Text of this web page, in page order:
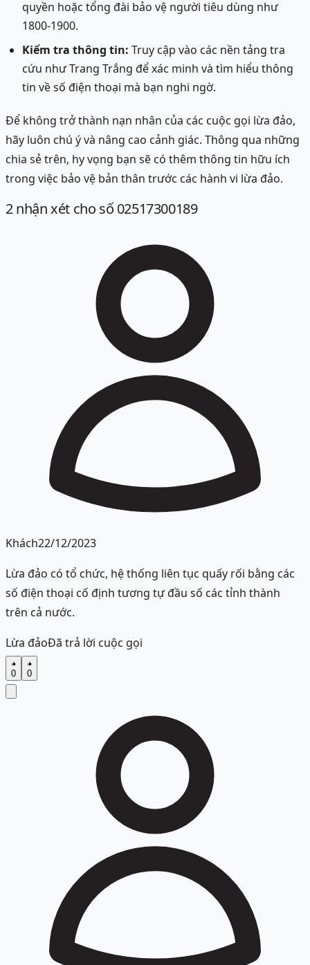
quyền hoặc tổng đài bảo vệ người tiêu dùng như
1800-1900.
Kiểm tra thông tin: Truy cập vào các nền tảng tra
cứu như Trang Trắng để xác minh và tìm hiểu thông
tin về số điện thoại mà bạn nghi ngờ.
Để không trở thành nạn nhân của các cuộc gọi lừa đảo,
hãy luôn chú ý và nâng cao cảnh giác. Thông qua những
chia sẻ trên, hy vọng bạn sẽ có thêm thông tin hữu ích
trong việc bảo vệ bản thân trước các hành vi lừa đảo.
2nhận xét cho số 02517300189
Khách22/12/2023
Lừa đảo có tổ chức, hệ thống liên tục quấy rối bằng các
số điện thoại cố định tương tự đầu số các tỉnh thành
trên cả nước.
Lừa đảoĐã trả lời cuộc gọi
0 0